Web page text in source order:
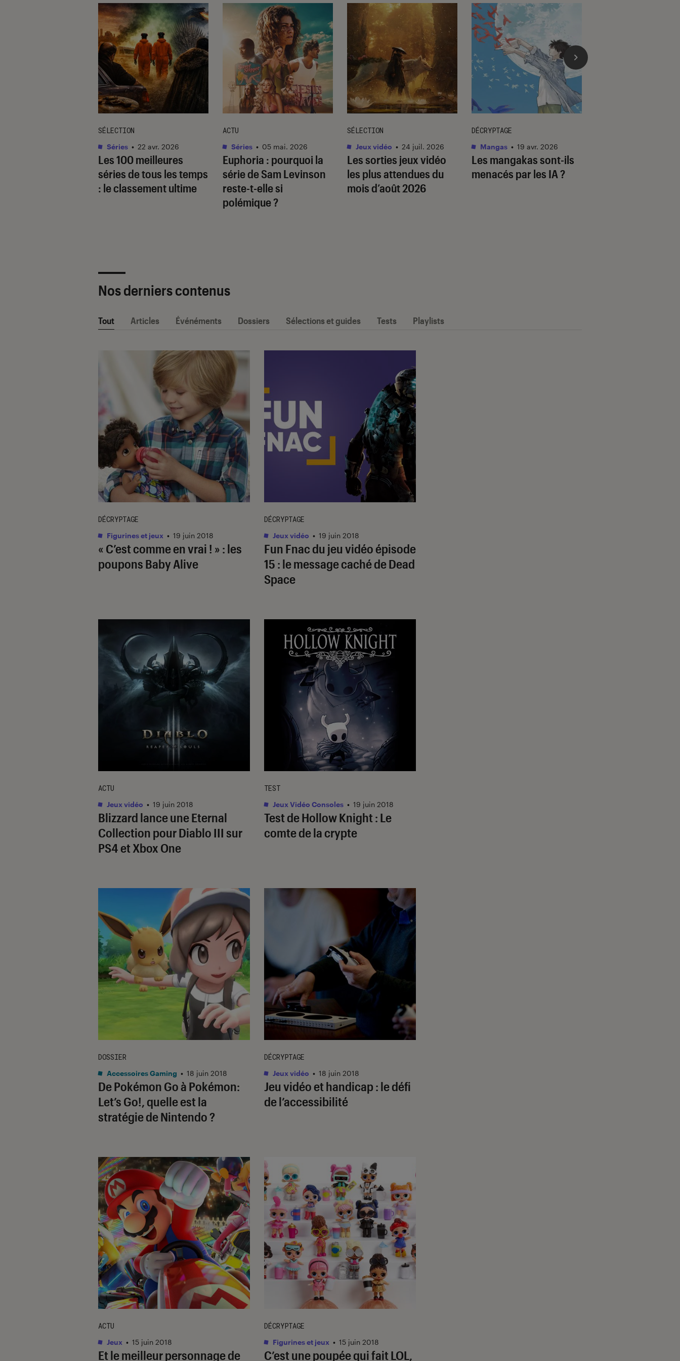
Les 100 meilleures
séries de tous les temps
: le classement ultime
SÉLECTION
Séries • 22 avr. 2026
Euphoria : pourquoi la
série de Sam Levinson
reste-t-elle si
polémique ?
ACTU
Séries • 05 mai. 2026
Les sorties jeux vidéo
les plus attendues du
mois d’août 2026
SÉLECTION
Jeux vidéo • 24 juil. 2026
Les mangakas sont-ils
menacés par les IA ?
DÉCRYPTAGE
Mangas • 19 avr. 2026
Nos derniers contenus
Tout Articles Événéments Dossiers Sélections et guides Tests Playlists
« C’est comme en vrai ! » : les
poupons Baby Alive
DÉCRYPTAGE
Figurines et jeux • 19 juin 2018
Fun Fnac du jeu vidéo épisode
15 : le message caché de Dead
Space
DÉCRYPTAGE
Jeux vidéo • 19 juin 2018
Blizzard lance une Eternal
Collection pour Diablo III sur
PS4 et Xbox One
ACTU
Jeux vidéo • 19 juin 2018
Test de Hollow Knight : Le
comte de la crypte
TEST
Jeux Vidéo Consoles • 19 juin 2018
De Pokémon Go à Pokémon:
Let’s Go!, quelle est la
stratégie de Nintendo ?
DOSSIER
Accessoires Gaming • 18 juin 2018
Jeu vidéo et handicap : le défi
de l’accessibilité
DÉCRYPTAGE
Jeux vidéo • 18 juin 2018
Et le meilleur personnage de
ACTU
Jeux • 15 juin 2018
C’est une poupée qui fait LOL,
DÉCRYPTAGE
Figurines et jeux • 15 juin 2018